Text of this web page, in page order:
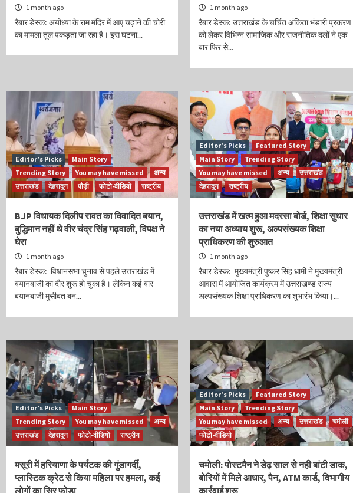
1 month ago
रैबार डेस्क: अयोध्या के राम मंदिर में आए चढ़ाने की चोरी
का मामला तूल पकड़ता जा रहा है। इस घटना...
1 month ago
रैबार डेस्क: उत्तराखंड के चर्चित अंकिता भंडारी प्रकरण
को लेकर विभिन्न सामाजिक और राजनीतिक दलों ने एक
बार फिर से...
Editor’s Picks
Main Story
Trending Story
You may have missed
अन्य
उत्तराखंड
देहरादून पौड़ी फोटो-वीडियो राष्ट्रीय
BJP विधायक दिलीप रावत का विवादित बयान,
बुद्धिमान नहीं थे वीर चंद्र सिंह गढ़वाली, विपक्ष ने
घेरा
1 month ago
रैबार डेस्क: विधानसभा चुनाव से पहले उत्तराखंड में
बयानबाजी का दौर शुरू हो चुका है। लेकिन कई बार
बयानबाजी मुसीबत बन...
Editor’s Picks
Featured Story
Main Story
Trending Story
You may have missed
अन्य
उत्तराखंड
देहरादून
राष्ट्रीय
उत्तराखंड में खत्म हुआ मदरसा बोर्ड, शिक्षा सुधार
का नया अध्याय शुरू, अल्पसंख्यक शिक्षा
प्राधिकरण की शुरुआत
1 month ago
रैबार डेस्क: मुख्यमंत्री पुष्कर सिंह धामी ने मुख्यमंत्री
आवास में आयोजित कार्यक्रम में उत्तराखण्ड राज्य
अल्पसंख्यक शिक्षा प्राधिकरण का शुभारंभ किया।...
Editor’s Picks
Main Story
Trending Story
You may have missed
अन्य
उत्तराखंड
देहरादून फोटो-वीडियो राष्ट्रीय
मसूरी में हरियाणा के पर्यटक की गुंडागर्दी,
प्लास्टिक क्रेट से किया महिला पर हमला, कई
Editor’s Picks
Featured Story
Main Story
Trending Story
You may have missed
अन्य उत्तराखंड
चमोली
फोटो-वीडियो
चमोली: पोस्टमैन ने डेढ़ साल से नही बांटी डाक,
बोरियों में मिले आधार, पैन, ATM कार्ड, विभागीय